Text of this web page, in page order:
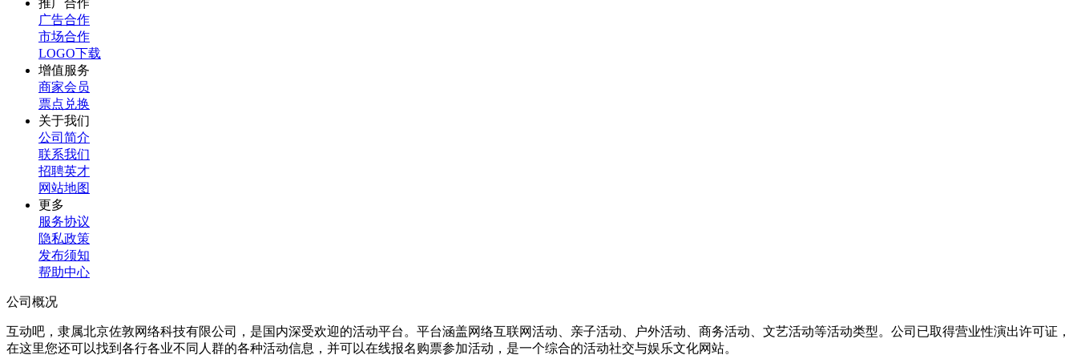
推广合作
广告合作
市场合作
LOGO下载
增值服务
商家会员
票点兑换
关于我们
公司简介
联系我们
招聘英才
网站地图
更多
服务协议
隐私政策
发布须知
帮助中心
公司概况
互动吧，隶属北京佐敦网络科技有限公司，是国内深受欢迎的活动平台。平台涵盖网络互联网活动、亲子活动、户外活动、商务活动、文艺活动等活动类型。公司已取得营业性演出许可证，
在这里您还可以找到各行各业不同人群的各种活动信息，并可以在线报名购票参加活动，是一个综合的活动社交与娱乐文化网站。